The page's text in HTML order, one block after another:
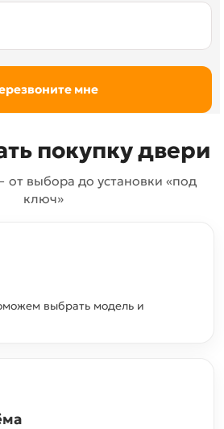
покупку двери
выбора до установки «под
ключ»
выбрать модель и